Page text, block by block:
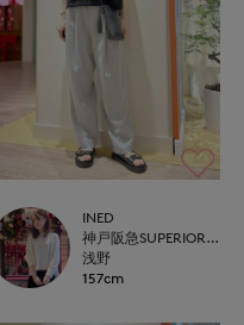
INED
神戸阪急SUPERIORCLOSET
浅野
157cm